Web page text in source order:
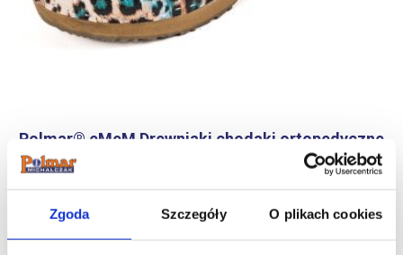
Zgoda Szczegóły O plikach cookies
Polmar® eMeM Drewniaki chodaki ortopedyczne